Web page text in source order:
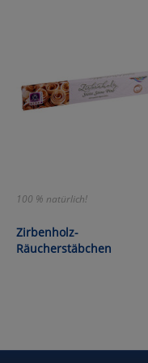
100 % natürlich!
Zirbenholz-
Räucherstäbchen